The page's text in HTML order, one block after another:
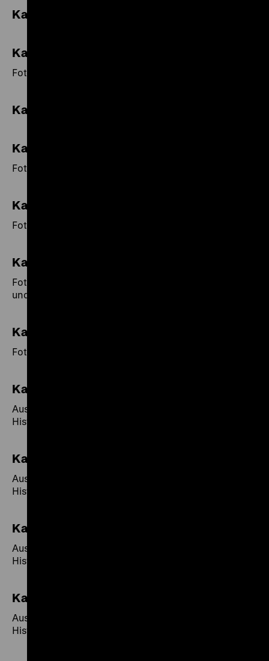
Kalender 1999
Kalender 1998
Fotos von Otto und Georg Haeckel.
Kalender 1997
Kalender 1996
Fotos der Bildagentur Schostal.
Kalender 1995
Fotos der Bildagentur Schirner.
Kalender 1994
Fotos der Bildagentur Schirner, von Martin Schmidt
und Werner Kohn.
Kalender 1993
Fotos der Bildagentur Schirner.
Kalender 1992
Ausgewählte Objekte der Sammlungen des Deutschen
Historischen Museums.
Kalender 1991
Ausgewählte Objekte der Sammlungen des Deutschen
Historischen Museums; Red.: Rosemarie Beier;
Kalender 1990
Ausgewählte Objekte der Sammlungen des Deutschen
Historischen Museums.
Kalender 1989
Ausgewählte Objekte der Sammlungen des Deutschen
Historischen Museums.